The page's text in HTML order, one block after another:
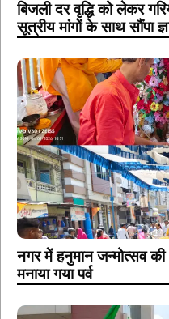
बिजली दर वृद्धि को लेकर
सूत्रीय मांगों के साथ सौंपा
नगर में हनुमान जन्मोत्सव
मनाया गया पर्व